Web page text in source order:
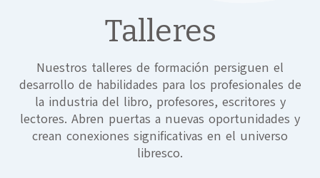
Talleres
Nuestros talleres de formación persiguen el
desarrollo de habilidades para los profesionales de
la industria del libro, profesores, escritores y
lectores. Abren puertas a nuevas oportunidades y
crean conexiones significativas en el universo
libresco.